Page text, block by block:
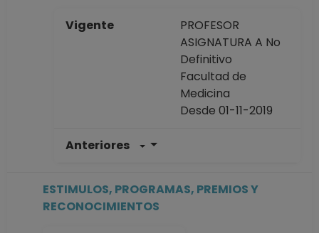
Vigente
PROFESOR
ASIGNATURA A No
Definitivo
Facultad de
Medicina
Desde 01-11-2019
Anteriores
Facultad de
ESTIMULOS, PROGRAMAS, PREMIOS Y
RECONOCIMIENTOS